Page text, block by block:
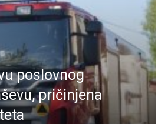
poslovnog
pričinjena